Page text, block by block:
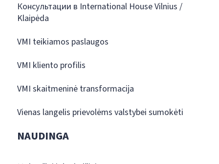
Консультации в International House Vilnius /
Klaipėda
VMI teikiamos paslaugos
VMI kliento profilis
VMI skaitmeninė transformacija
Vienas langelis prievolėms valstybei sumokėti
NAUDINGA